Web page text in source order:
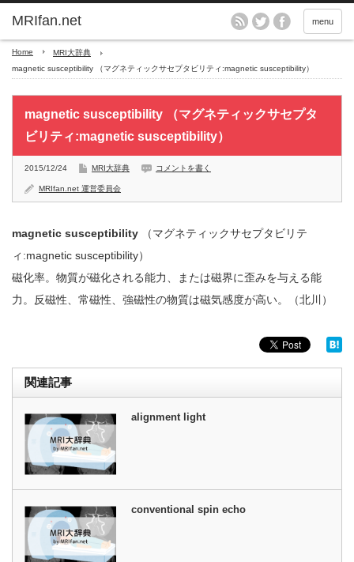
MRIfan.net menu
Home
MRI大辞典
magnetic susceptibility （マグネティックサセプタビリティ:magnetic susceptibility）
magnetic susceptibility （マグネティックサセプタ
ビリティ:magnetic susceptibility）
2015/12/24 MRI大辞典 コメントを書く
MRIfan.net 運営委員会
magnetic susceptibility （マグネティックサセプタビリテ
ィ:magnetic susceptibility）
磁化率。物質が磁化される能力、または磁界に歪みを与える能
力。反磁性、常磁性、強磁性の物質は磁気感度が高い。（北川）
関連記事
alignment light
conventional spin echo